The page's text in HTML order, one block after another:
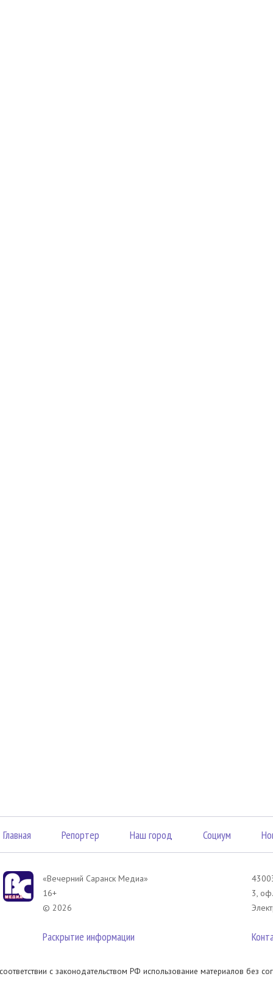
Главная Репортер Наш город Социум
«Вечерний Саранск Mедиа»
16+
© 2026
Раскрытие информации
3,
с законодательством РФ использование материалов без